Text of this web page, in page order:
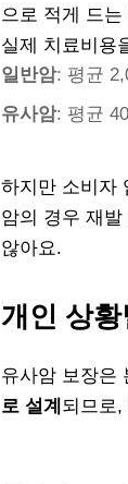
으로 적게 드
실제 치료비용
일반암: 평균
유사암: 평균
하지만 소비자
암의 경우 재
않아요.
개인 상
유사암 보장은
로 설계 되므로,